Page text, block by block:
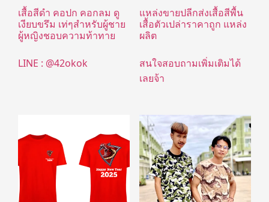
เสื้อสีดำ คอปก คอกลม ดู
เงียบขรึม เท่ๆสำหรับผู้ชาย
ผู้หญิงชอบความท้าทาย
LINE : @42okok
แหล่งขายปลีกส่งเสื้อสีพื้น
เสื้อตัวเปล่าราคาถูก แหล่ง
ผลิต
สนใจสอบถามเพิ่มเติมได้
เลยจ้า